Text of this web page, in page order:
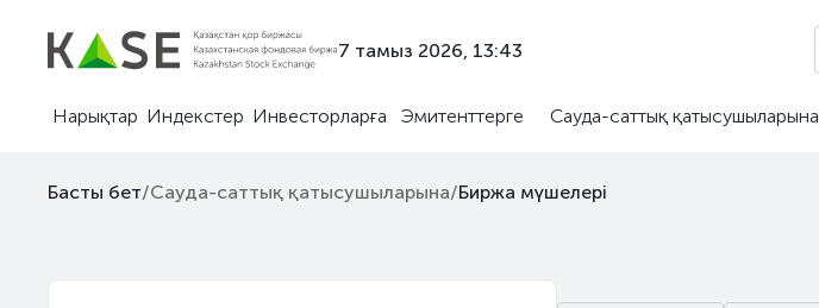
7 тамыз 2026, 13:43
Нарықтар Индекстер Инвесторларға Эмитенттерге Сауда-саттық қатысушыларына
Басты бет/Сауда-саттық қатысушыларына/Биржа мүшелері